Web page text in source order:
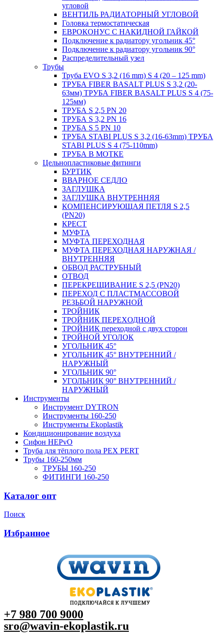
угловой
ВЕНТИЛЬ РАДИАТОРНЫЙ УГЛОВОЙ
Головка термостатическая
ЕВРОКОНУС С НАКИДНОЙ ГАЙКОЙ
Подключение к радиатору угольник 45°
Подключение к радиатору угольник 90°
Распределительный узел
Трубы
Труба EVO S 3,2 (16 mm) S 4 (20 – 125 mm)
ТРУБА FIBER BASALT PLUS S 3,2 (20-
63мм) ТРУБА FIBER BASALT PLUS S 4 (75-
125мм)
ТРУБА S 2,5 PN 20
ТРУБА S 3,2 PN 16
ТРУБА S 5 PN 10
ТРУБА STABI PLUS S 3,2 (16-63mm) ТРУБА
STABI PLUS S 4 (75-110mm)
ТРУБА В МОТКЕ
Цельнопластиковые фитинги
БУРТИК
ВВАРНОЕ СЕДЛО
ЗАГЛУШКА
ЗАГЛУШКА ВНУТРЕННЯЯ
КОМПЕНСИРУЮЩАЯ ПЕТЛЯ S 2,5
(PN20)
КРЕСТ
МУФТА
МУФТА ПЕРЕХОДНАЯ
МУФТА ПЕРЕХОДНАЯ НАРУЖНАЯ /
ВНУТРЕННЯЯ
ОБВОД РАСТРУБНЫЙ
ОТВОД
ПЕРЕКРЕЩИВАНИЕ S 2,5 (PN20)
ПЕРЕХОД С ПЛАСТМАССОВОЙ
РЕЗЬБОЙ НАРУЖНОЙ
ТРОЙНИК
ТРОЙНИК ПЕРЕXОДНОЙ
ТРОЙНИК переходной с двух сторон
ТРОЙНОЙ УГОЛОК
УГОЛЬНИК 45°
УГОЛЬНИК 45° ВНУТРЕННИЙ /
НАРУЖНЫЙ
УГОЛЬНИК 90°
УГОЛЬНИК 90° ВНУТРЕННИЙ /
НАРУЖНЫЙ
Инструменты
Инструмент DYTRON
Инструменты 160-250
Инструменты Ekoplastik
Кондиционирование воздуха
Сифон HEPvO
Труба для тёплого пола PEX PERT
Трубы 160-250мм
ТРУБЫ 160-250
ФИТИНГИ 160-250
Каталог опт
Поиск
Избранное
+7 980 700 9000
sro@wavin-ekoplastik.ru